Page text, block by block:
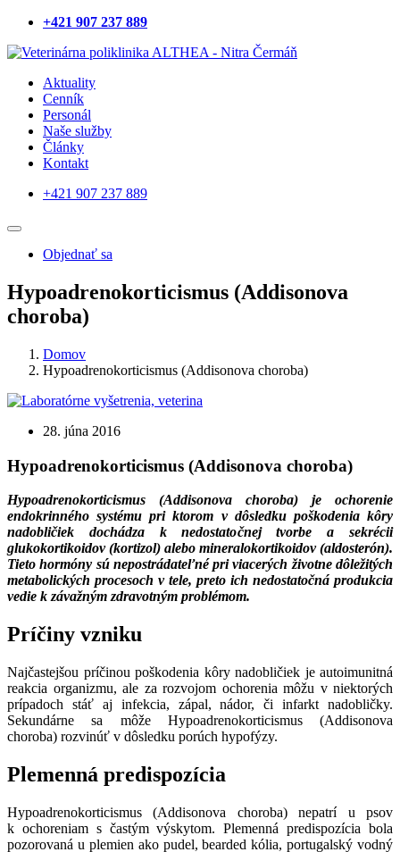
+421 907 237 889
Navštíviť
Facebook
Navštíviť
Instagram
Aktuality
Cenník
Personál
Naše služby
Články
Kontakt
+421 907 237 889
Navštíviť
Facebook
Navštíviť
Instagram
Objednať sa
Hypoadrenokorticismus (Addisonova
choroba)
Domov
Hypoadrenokorticismus (Addisonova choroba)
28. júna 2016
Hypoadrenokorticismus (Addisonova choroba)
Hypoadrenokorticismus (Addisonova choroba) je ochorenie
endokrinného systému pri ktorom v dôsledku poškodenia kôry
nadobličiek dochádza k nedostatočnej tvorbe a sekrécii
glukokortikoidov (kortizol) alebo mineralokortikoidov (aldosterón).
Tieto hormóny sú nepostrádateľné pri viacerých životne dôležitých
metabolických procesoch v tele, preto ich nedostatočná produkcia
vedie k závažným zdravotným problémom.
Príčiny vzniku
Najčastejšou príčinou poškodenia kôry nadobličiek je autoimunitná
reakcia organizmu, ale za rozvojom ochorenia môžu v niektorých
prípadoch stáť aj infekcia, zápal, nádor, či infarkt nadobličky.
Sekundárne sa môže Hypoadrenokorticismus (Addisonova
choroba) rozvinúť v dôsledku porúch hypofýzy.
Plemenná predispozícia
Hypoadrenokorticismus (Addisonova choroba) nepatrí u psov
k ochoreniam s častým výskytom. Plemenná predispozícia bola
pozorovaná u plemien ako pudel, bearded kólia, portugalský vodný